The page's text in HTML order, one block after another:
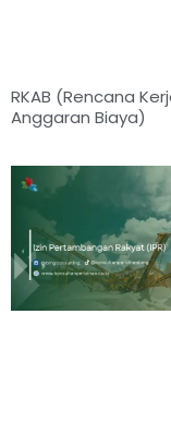
RKAB (Rencana
Anggaran Biaya)